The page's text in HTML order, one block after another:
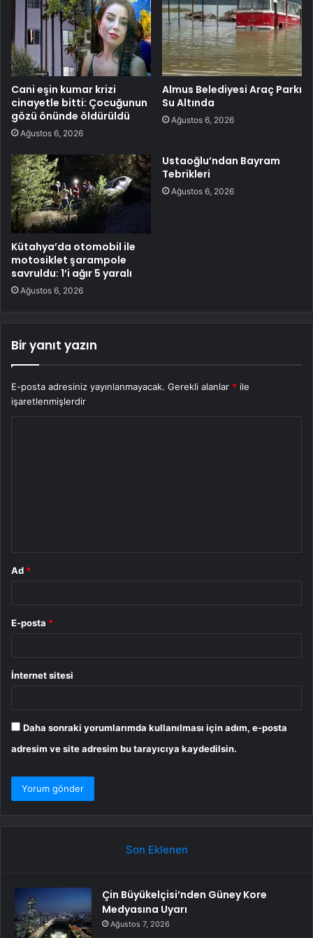
Cani eşin kumar krizi
cinayetle bitti: Çocuğunun
gözü önünde öldürüldü
Ağustos 6, 2026
Almus Belediyesi Araç Parkı
Su Altında
Ağustos 6, 2026
Kütahya’da otomobil ile
motosiklet şarampole
savruldu: 1’i ağır 5 yaralı
Ağustos 6, 2026
Ustaoğlu’ndan Bayram
Tebrikleri
Ağustos 6, 2026
Bir yanıt yazın
E-posta adresiniz yayınlanmayacak. Gerekli alanlar * ile
işaretlenmişlerdir
Ad *
E-posta *
İnternet sitesi
Daha sonraki yorumlarımda kullanılması için adım, e-posta
adresim ve site adresim bu tarayıcıya kaydedilsin.
Son Eklenen
Çin Büyükelçisi’nden Güney Kore
Medyasına Uyarı
Ağustos 7, 2026